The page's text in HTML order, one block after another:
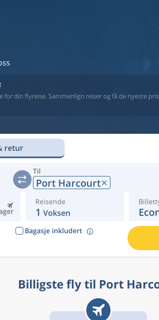
din flyreise. Sammenlign reiser og få de nyeste
retur
Til
Port Harcourt
Reisende
1 Voksen
Bagasje inkludert
Billigste fly til Port